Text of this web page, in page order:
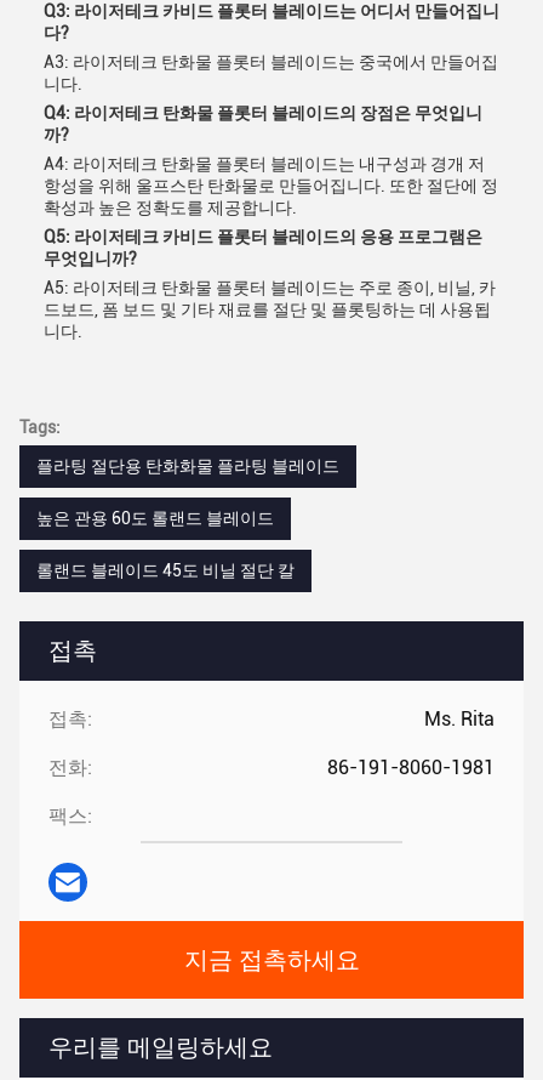
접촉
접촉: Ms. Rita
전화: 86-191-8060-1981
팩스:
지금 접촉하세요
우리를 메일링하세요
Q3: 라이저테크 카비드 플롯터 블레이드는 어디서 만들어집니
다?
A3: 라이저테크 탄화물 플롯터 블레이드는 중국에서 만들어집
니다.
Q4: 라이저테크 탄화물 플롯터 블레이드의 장점은 무엇입니
까?
A4: 라이저테크 탄화물 플롯터 블레이드는 내구성과 경개 저
항성을 위해 울프스탄 탄화물로 만들어집니다. 또한 절단에 정
확성과 높은 정확도를 제공합니다.
Q5: 라이저테크 카비드 플롯터 블레이드의 응용 프로그램은
무엇입니까?
A5: 라이저테크 탄화물 플롯터 블레이드는 주로 종이, 비닐, 카
드보드, 폼 보드 및 기타 재료를 절단 및 플롯팅하는 데 사용됩
니다.
Tags:
플라팅 절단용 탄화화물 플라팅 블레이드
높은 관용 60도 롤랜드 블레이드
롤랜드 블레이드 45도 비닐 절단 칼